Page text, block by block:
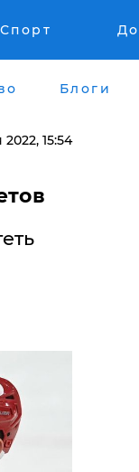
Спорт
Блоги
15:54